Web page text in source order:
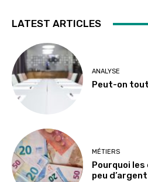
LATEST ARTICLES
ANALYSE
Peut-on
MÉTIERS
Pourquoi
peu d’argent